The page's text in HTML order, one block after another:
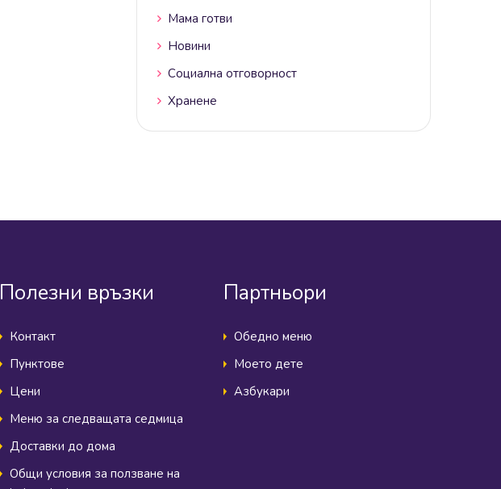
Мама готви
Новини
Социална отговорност
Хранене
Полезни връзки
Контакт
Пунктове
Цени
Меню за следващата седмица
Доставки до дома
Общи условия за ползване на
Партньори
Обедно меню
Моето дете
Азбукари